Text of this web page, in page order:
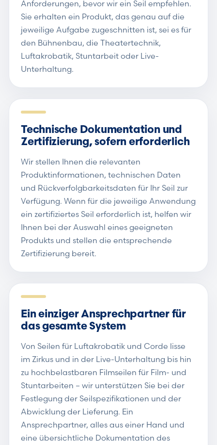
Anforderungen, bevor wir ein Seil empfehlen.
Sie erhalten ein Produkt, das genau auf die
jeweilige Aufgabe zugeschnitten ist, sei es für
den Bühnenbau, die Theatertechnik,
Luftakrobatik, Stuntarbeit oder Live-
Unterhaltung.
Technische Dokumentation und
Zertifizierung, sofern erforderlich
Wir stellen Ihnen die relevanten
Produktinformationen, technischen Daten
und Rückverfolgbarkeitsdaten für Ihr Seil zur
Verfügung. Wenn für die jeweilige Anwendung
ein zertifiziertes Seil erforderlich ist, helfen wir
Ihnen bei der Auswahl eines geeigneten
Produkts und stellen die entsprechende
Zertifizierung bereit.
Ein einziger Ansprechpartner für
das gesamte System
Von Seilen für Luftakrobatik und Corde lisse
im Zirkus und in der Live-Unterhaltung bis hin
zu hochbelastbaren Filmseilen für Film- und
Stuntarbeiten – wir unterstützen Sie bei der
Festlegung der Seilspezifikationen und der
Abwicklung der Lieferung. Ein
Ansprechpartner, alles aus einer Hand und
eine übersichtliche Dokumentation des